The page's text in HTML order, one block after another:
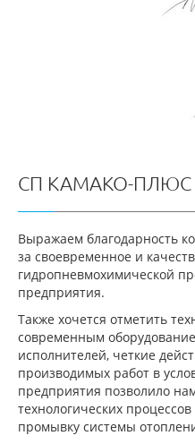
СП КАМАКО-
Выражаем благодарность
за своевременное и
гидропневмохимической
предприятия.
Также хочется отметить
современным
исполнителей, четкие
производимых работ в
предприятия позволило
технологических
промывку системы